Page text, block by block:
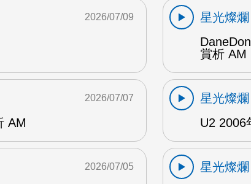
2026/07/09
星光燦爛
賞析 AM
AM
2026/07/07
星光燦爛
U2 2006
2026/07/05
星光燦爛